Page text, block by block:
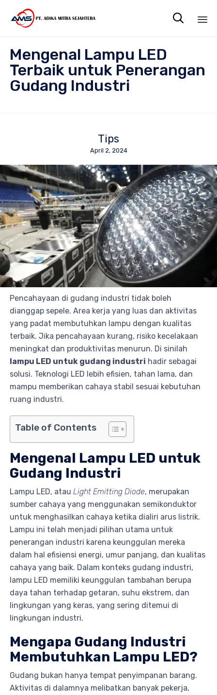

Mengenal Lampu LED
Terbaik untuk Penerangan
Gudang Industri
Tips
April 2, 2024
Pencahayaan di gudang industri tidak boleh
dianggap sepele. Area kerja yang luas dan aktivitas
yang padat membutuhkan lampu dengan kualitas
terbaik. Jika pencahayaan kurang, risiko kecelakaan
meningkat dan produktivitas menurun. Di sinilah
lampu LED untuk gudang industri hadir sebagai
solusi. Teknologi LED lebih efisien, tahan lama, dan
mampu memberikan cahaya stabil sesuai kebutuhan
ruang industri.
Table of Contents
Mengenal Lampu LED untuk
Gudang Industri
Lampu LED, atau Light Emitting Diode, merupakan
sumber cahaya yang menggunakan semikonduktor
untuk menghasilkan cahaya ketika dialiri arus listrik.
Lampu ini telah menjadi pilihan utama untuk
penerangan industri karena keunggulan mereka
dalam hal efisiensi energi, umur panjang, dan kualitas
cahaya yang baik. Dalam konteks gudang industri,
lampu LED memiliki keunggulan tambahan berupa
daya tahan terhadap getaran, suhu ekstrem, dan
lingkungan yang keras, yang sering ditemui di
lingkungan industri.
Mengapa Gudang Industri
Membutuhkan Lampu LED?
Gudang bukan hanya tempat penyimpanan barang.
Aktivitas di dalamnya melibatkan banyak pekerja,